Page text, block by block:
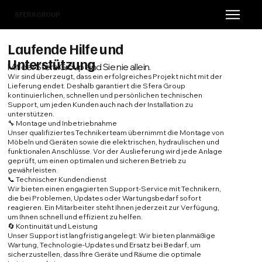
Laufende Hilfe und
Unterstützung
Mit der Sfera Group sind Sie nie allein.
Wir sind überzeugt, dass ein erfolgreiches Projekt nicht mit der
Lieferung endet. Deshalb garantiert die Sfera Group
kontinuierlichen, schnellen und persönlichen technischen
Support, um jeden Kunden auch nach der Installation zu
unterstützen.
🔧 Montage und Inbetriebnahme
Unser qualifiziertes Technikerteam übernimmt die Montage von
Möbeln und Geräten sowie die elektrischen, hydraulischen und
funktionalen Anschlüsse. Vor der Auslieferung wird jede Anlage
geprüft, um einen optimalen und sicheren Betrieb zu
gewährleisten.
📞 Technischer Kundendienst
Wir bieten einen engagierten Support-Service mit Technikern,
die bei Problemen, Updates oder Wartungsbedarf sofort
reagieren. Ein Mitarbeiter steht Ihnen jederzeit zur Verfügung,
um Ihnen schnell und effizient zu helfen.
🔄 Kontinuität und Leistung
Unser Support ist langfristig angelegt: Wir bieten planmäßige
Wartung, Technologie-Updates und Ersatz bei Bedarf, um
sicherzustellen, dass Ihre Geräte und Räume die optimale